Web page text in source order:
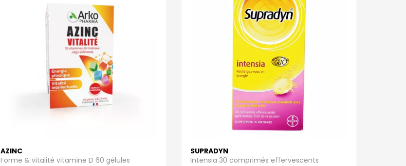
AZINC
Forme & vitalité vitamine D 60 gélules
SUPRADYN
Intensia 30 comprimés effervescents